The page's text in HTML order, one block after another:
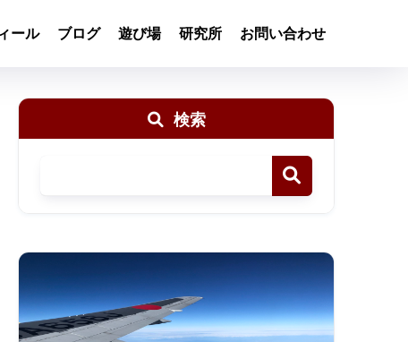
ール ブログ 遊び場 研究所 お問い合わせ
検索